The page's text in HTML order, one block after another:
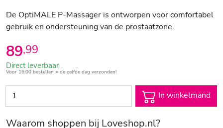
De OptiMALE P-Massager is ontworpen voor comfortabel
gebruik en ondersteuning van de prostaatzone.
89,99
Direct leverbaar
Voor 16:00 bestellen = de zelfde dag verzonden!
In winkelmand
Waarom shoppen bij Loveshop.nl?